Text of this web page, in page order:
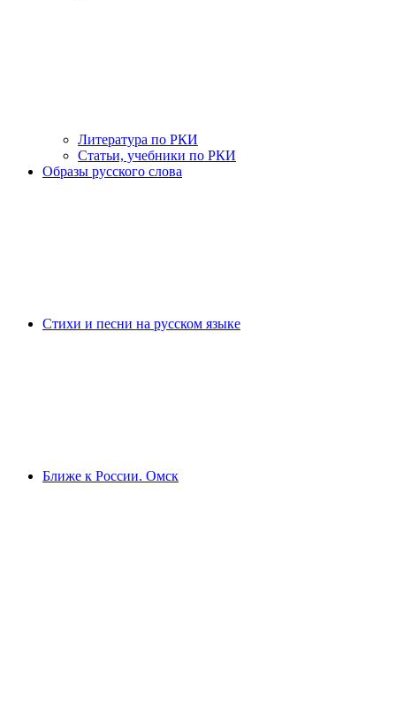
Литература по РКИ
Статьи, учебники по РКИ
Образы русского слова
Стихи и песни на русском языке
Ближе к России. Омск